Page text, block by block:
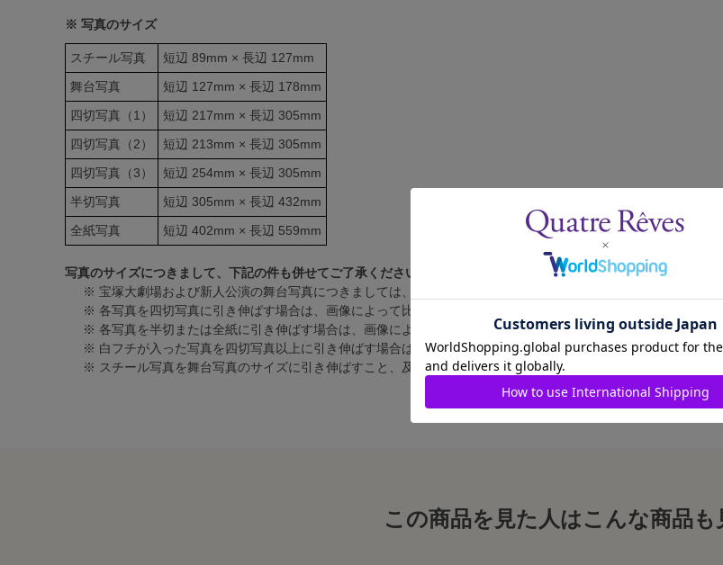
※ 写真のサイズ
スチール写真
短辺 89mm × 長辺 127mm
舞台写真
短辺 127mm × 長辺 178mm
四切写真（1）
短辺 217mm × 長辺 305mm
四切写真（2）
短辺 213mm × 長辺 305mm
四切写真（3）
短辺 254mm × 長辺 305mm
半切写真
短辺 305mm × 長辺 432mm
全紙写真
短辺 402mm × 長辺 559mm
写真のサイズにつきまして、下記の件も併せてご了承ください。
※ 宝塚大劇場および新人公演の舞台写真につきましては、4辺に白フチが入ります。
※ 各写真を四切写真に引き伸ばす場合は、画像によって比率の都合上、（1）～（3）の何れかのサイズになりま
※ 各写真を半切または全紙に引き伸ばす場合は、画像によって比率が異なりますが、上記のサイズに統一してお
※ 白フチが入った写真を四切写真以上に引き伸ばす場合は、白フチ無しの写真となります。
※ スチール写真を舞台写真のサイズに引き伸ばすこと、及び舞台写真をスチール写真のサイズに縮小することは
この商品を見た人はこんな商品